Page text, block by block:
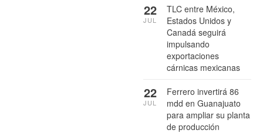
TLC entre México,
Estados Unidos y
Canadá seguirá
impulsando
exportaciones
cárnicas mexicanas
22
JUL
Ferrero invertirá 86
mdd en Guanajuato
para ampliar su planta
de producción
22
JUL